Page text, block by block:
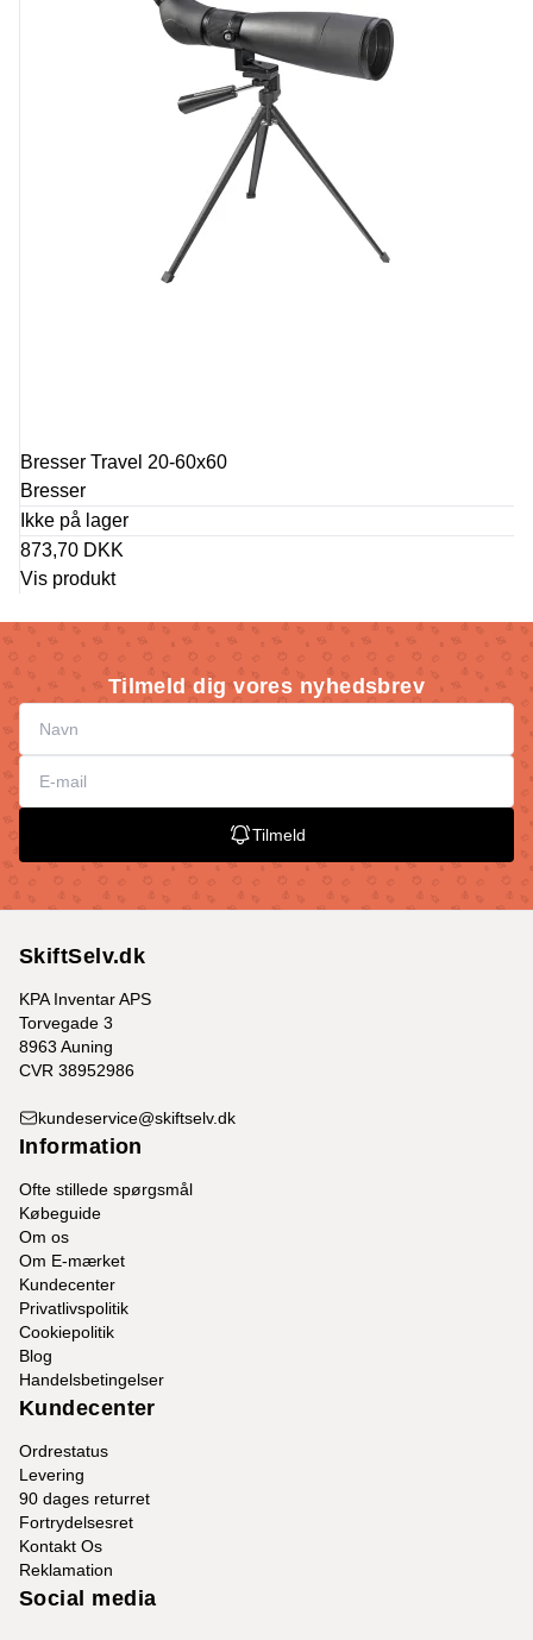
Bresser Travel 20-60x60
Bresser
Ikke på lager
873,70 DKK
Vis produkt
Tilmeld dig vores nyhedsbrev
Tilmeld
SkiftSelv.dk
KPA Inventar APS
Torvegade 3
8963 Auning
CVR 38952986
kundeservice@skiftselv.dk
Information
Ofte stillede spørgsmål
Købeguide
Om os
Om E-mærket
Kundecenter
Privatlivspolitik
Cookiepolitik
Blog
Handelsbetingelser
Kundecenter
Ordrestatus
Levering
90 dages returret
Fortrydelsesret
Kontakt Os
Reklamation
Social media